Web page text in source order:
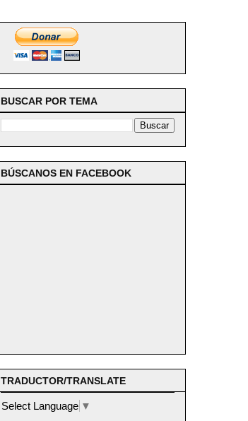
BUSCAR POR TEMA
BÚSCANOS EN FACEBOOK
TRADUCTOR/TRANSLATE
Select Language ▼